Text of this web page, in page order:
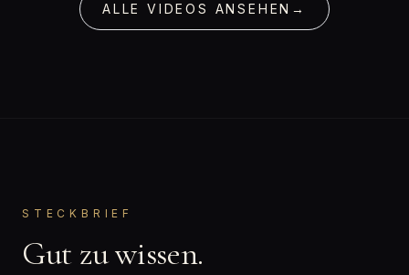
ALLE VIDEOS ANSEHEN →
STECKBRIEF
Gut zu wissen.